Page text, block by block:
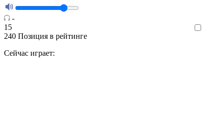
-
15
240 Позиция в рейтинге
Сейчас играет: